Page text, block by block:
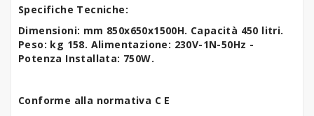
Specifiche Tecniche:
Dimensioni: mm 850x650x1500H. Capacità 450 litri.
Peso: kg 158. Alimentazione: 230V-1N-50Hz -
Potenza Installata: 750W.
Conforme alla normativa C E